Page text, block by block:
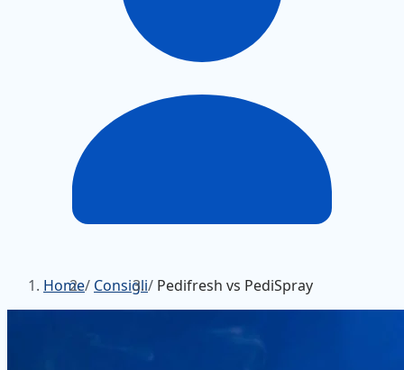
Home/ Consigli/ Pedifresh vs PediSpray